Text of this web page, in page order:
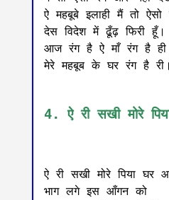
ऐ महबूबे इलाही मैं तो
देस विदेश में ढूँढ़ फिरी हूँ।
आज रंग है ऐ माँ रंग है
मेरे महबूब के घर रंग है री।
4. ऐ री सखी मोरे
ऐ री सखी मोरे पिया घर
भाग लगे इस आँगन को